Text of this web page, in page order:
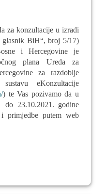
za konzultacije u izradi
glasnik BiH“, broj 5/17)
i Hercegovine je
plana Ureda za
za razdoblje
eKonzultacije
) te Vas pozivamo da u
do 23.10.2021. godine
primjedbe putem web